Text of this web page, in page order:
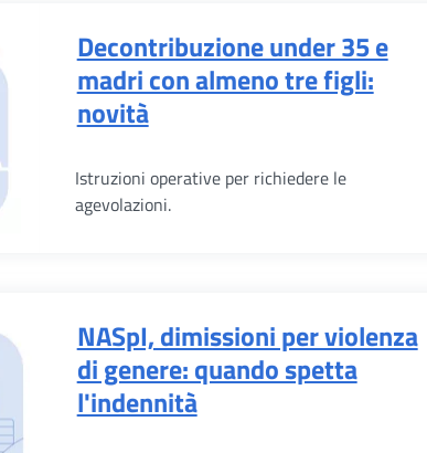
Decontribuzione under 35 e
madri con almeno tre figli:
novità
Istruzioni operative per richiedere le
agevolazioni.
NASpI, dimissioni per violenza
di genere: quando spetta
l'indennità